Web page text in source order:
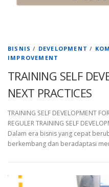
BISNIS / DEVELOPMENT /
IMPROVEMENT
TRAINING SELF
NEXT PRACTICES
TRAINING SELF DEVELOPMENT
REGULER TRAINING SELF
Dalam era bisnis yang cepat
berkembang dan beradaptasi